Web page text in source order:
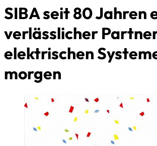
SIBA seit 80 Jahren
verlässlicher
elektrischen
morgen